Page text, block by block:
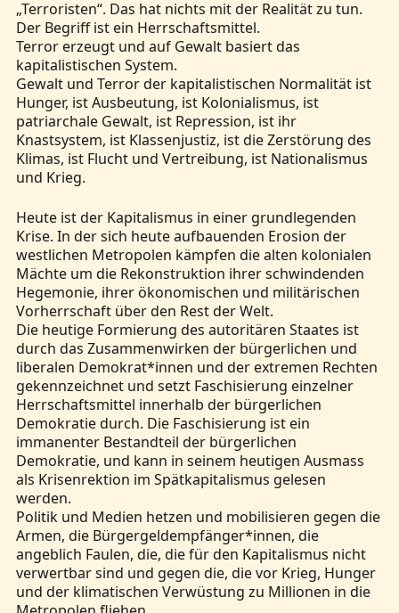
„Terroristen“. Das hat nichts mit der Realität zu tun.
Der Begriff ist ein Herrschaftsmittel.
Terror erzeugt und auf Gewalt basiert das
kapitalistischen System.
Gewalt und Terror der kapitalistischen Normalität ist
Hunger, ist Ausbeutung, ist Kolonialismus, ist
patriarchale Gewalt, ist Repression, ist ihr
Knastsystem, ist Klassenjustiz, ist die Zerstörung des
Klimas, ist Flucht und Vertreibung, ist Nationalismus
und Krieg.
Heute ist der Kapitalismus in einer grundlegenden
Krise. In der sich heute aufbauenden Erosion der
westlichen Metropolen kämpfen die alten kolonialen
Mächte um die Rekonstruktion ihrer schwindenden
Hegemonie, ihrer ökonomischen und militärischen
Vorherrschaft über den Rest der Welt.
Die heutige Formierung des autoritären Staates ist
durch das Zusammenwirken der bürgerlichen und
liberalen Demokrat*innen und der extremen Rechten
gekennzeichnet und setzt Faschisierung einzelner
Herrschaftsmittel innerhalb der bürgerlichen
Demokratie durch. Die Faschisierung ist ein
immanenter Bestandteil der bürgerlichen
Demokratie, und kann in seinem heutigen Ausmass
als Krisenrektion im Spätkapitalismus gelesen
werden.
Politik und Medien hetzen und mobilisieren gegen die
Armen, die Bürgergeldempfänger*innen, die
angeblich Faulen, die, die für den Kapitalismus nicht
verwertbar sind und gegen die, die vor Krieg, Hunger
und der klimatischen Verwüstung zu Millionen in die